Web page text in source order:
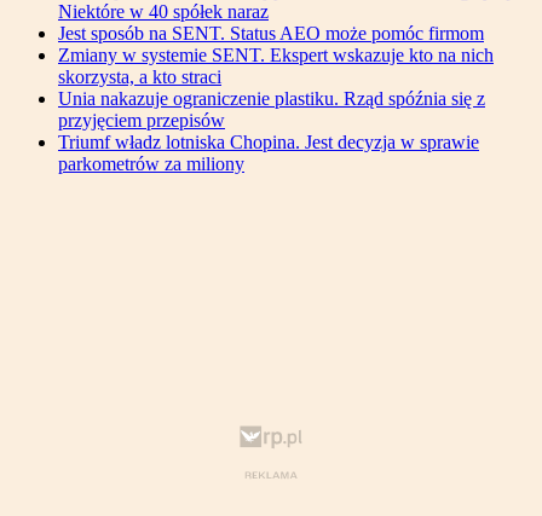
Niektóre w 40 spółek naraz
Jest sposób na SENT. Status AEO może pomóc firmom
Zmiany w systemie SENT. Ekspert wskazuje kto na nich
skorzysta, a kto straci
Unia nakazuje ograniczenie plastiku. Rząd spóźnia się z
przyjęciem przepisów
Triumf władz lotniska Chopina. Jest decyzja w sprawie
parkometrów za miliony